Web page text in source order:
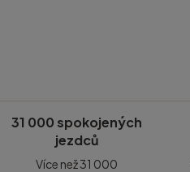
31 000 spokojených
jezdců
Více než 31 000